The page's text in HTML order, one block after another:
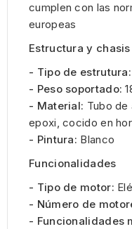
cumplen con las
europeas
Estructura y chasis
- Tipo de estrutura:
- Peso soportado:
- Material: Tubo
epoxi, cocido en
- Pintura: Blanco
Funcionalidades
- Tipo de motor:
- Número de
- Funcionalidades